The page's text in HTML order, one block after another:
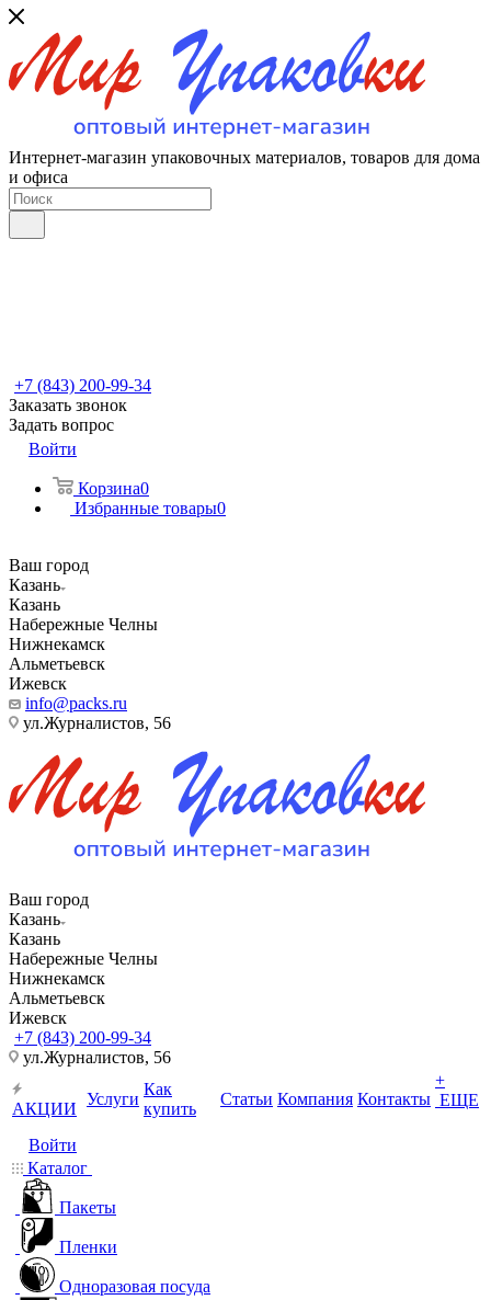
Интернет-магазин упаковочных материалов, товаров для дома
и офиса
+7 (843) 200-99-34
Заказать звонок
Задать вопрос
Войти
Корзина0
Избранные товары0
Ваш город
Казань
Казань
Набережные Челны
Нижнекамск
Альметьевск
Ижевск
info@packs.ru
ул.Журналистов, 56
Ваш город
Казань
Казань
Набережные Челны
Нижнекамск
Альметьевск
Ижевск
+7 (843) 200-99-34
ул.Журналистов, 56
АКЦИИ
Услуги
Как
купить
Статьи Компания Контакты
+
ЕЩЕ
Войти
Каталог
Пакеты
Пленки
Одноразовая посуда